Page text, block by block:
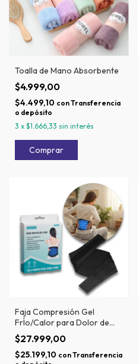
Toalla de Mano Absorbente
$4.999,00
$4.499,10 conTransferencia
o depósito
3 x $1.666,33 sin interés
Faja Compresión Gel
FrÍo/Calor para Dolor de
Espalda
$27.999,00
$25.199,10 conTransferencia